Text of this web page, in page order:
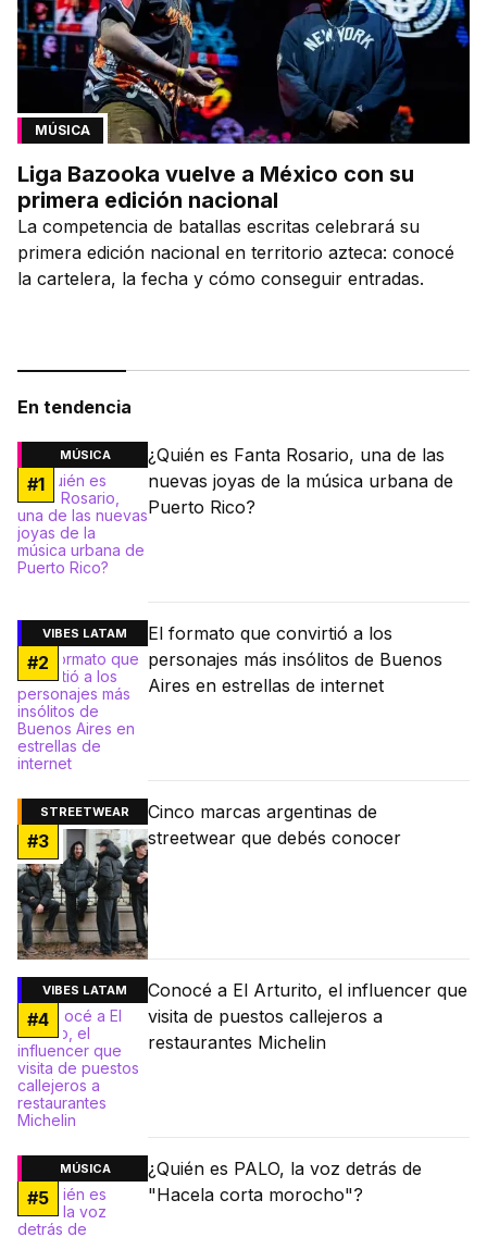
MÚSICA
Liga Bazooka vuelve a México con su
primera edición nacional
La competencia de batallas escritas celebrará su
primera edición nacional en territorio azteca: conocé
la cartelera, la fecha y cómo conseguir entradas.
En tendencia
MÚSICA
#1
¿Quién es Fanta Rosario, una de las
nuevas joyas de la música urbana de
Puerto Rico?
VIBES LATAM
#2
El formato que convirtió a los
personajes más insólitos de Buenos
Aires en estrellas de internet
STREETWEAR
#3
Cinco marcas argentinas de
streetwear que debés conocer
VIBES LATAM
#4
Conocé a El Arturito, el influencer que
visita de puestos callejeros a
restaurantes Michelin
MÚSICA
#5
¿Quién es PALO, la voz detrás de
"Hacela corta morocho"?